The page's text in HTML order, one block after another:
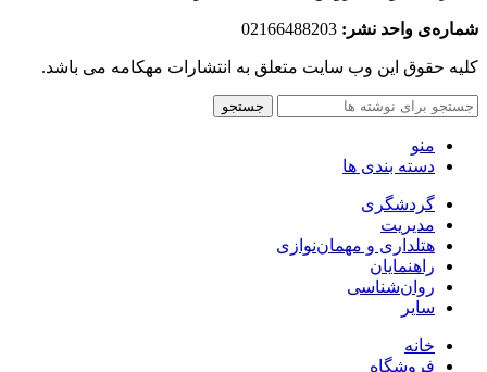
شماره‌‌ی واحد نشر:
کلیه حقوق این وب سایت متعلق به انتشارات مهکامه می باشد.
جستجو
منو
دسته بندی ها
گردشگری
مدیریت
هتلداری و مهمان‌نوازی
راهنمایان
روان‌شناسی
سایر
خانه
فروشگاه